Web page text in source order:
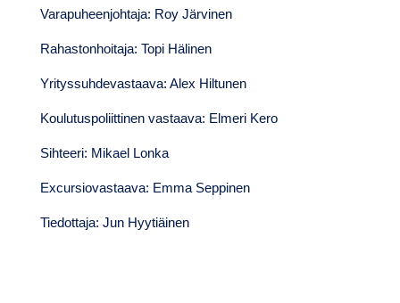
Varapuheenjohtaja: Roy Järvinen
Rahastonhoitaja: Topi Hälinen
Yrityssuhdevastaava: Alex Hiltunen
Koulutuspoliittinen vastaava: Elmeri Kero
Sihteeri: Mikael Lonka
Excursiovastaava: Emma Seppinen
Tiedottaja: Jun Hyytiäinen